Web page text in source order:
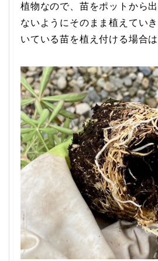
植物なので、苗をポットから
ないようにそのまま植えてい
いている苗を植え付ける場合